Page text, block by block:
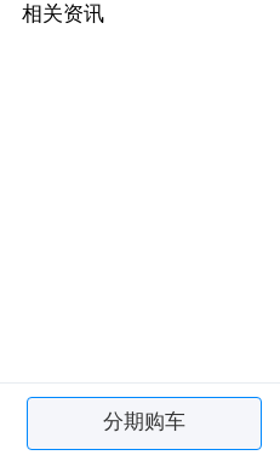
相关资讯
分期购车